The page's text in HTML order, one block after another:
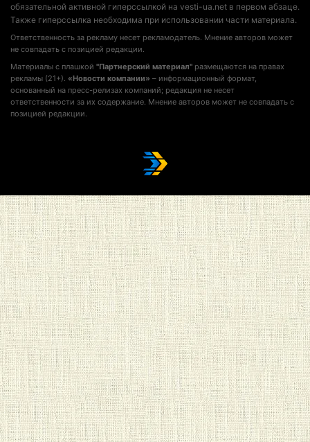
обязательной активной гиперссылкой на vesti-ua.net в первом абзаце.
Также гиперссылка необходима при использовании части материала.
Ответственность за рекламу несет рекламодатель. Мнение авторов может
не совпадать с позицией редакции.
Материалы с плашкой "Партнерский материал" размещаются на правах
рекламы (21+). «Новости компании» – информационный формат,
основанный на пресс-релизах компаний; редакция не несет
ответственности за их содержание. Мнение авторов может не совпадать с
позицией редакции.